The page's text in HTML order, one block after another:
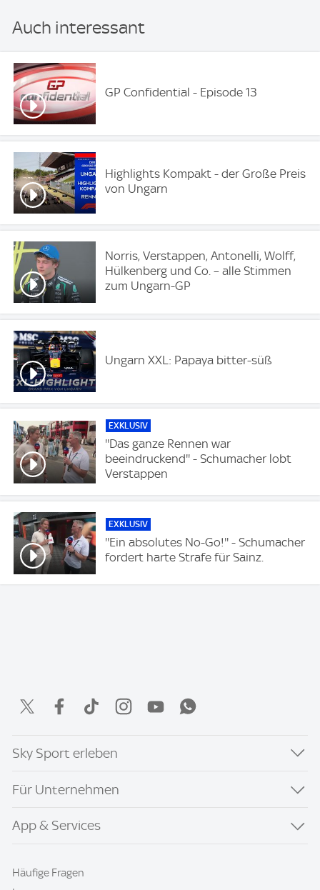
Auch interessant
GP Confidential - Episode 13
Highlights Kompakt - der Große Preis
von Ungarn
Norris, Verstappen, Antonelli, Wolff,
Hülkenberg und Co. – alle Stimmen
zum Ungarn-GP
Ungarn XXL: Papaya bitter-süß
EXKLUSIV
''Das ganze Rennen war
beeindruckend'' - Schumacher lobt
Verstappen
EXKLUSIV
''Ein absolutes No-Go!'' - Schumacher
fordert harte Strafe für Sainz.
Sky Sport erleben
Für Unternehmen
App & Services
Häufige Fragen